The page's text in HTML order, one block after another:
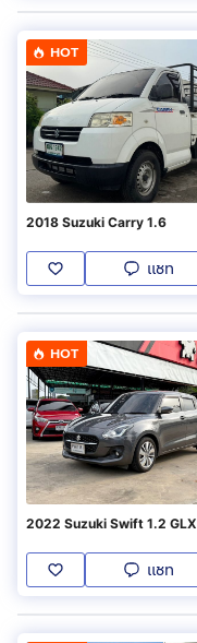
HOT
2018 Suzuki Carry 1.6
แชท
HOT
2022 Suzuki Swift 1.2 GLX
แชท